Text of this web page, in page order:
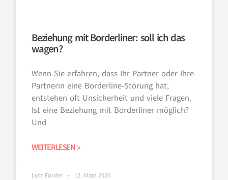
Beziehung mit Borderliner: soll ich das
wagen?
Wenn Sie erfahren, dass Ihr Partner oder Ihre
Partnerin eine Borderline-Störung hat,
entstehen oft Unsicherheit und viele Fragen.
Ist eine Beziehung mit Borderliner möglich?
Und
WEITERLESEN »
Lutz Förster 12. März 2026